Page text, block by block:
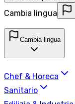
Cambia lingua
Cambia lingua
Chef & Horeca
Sanitario